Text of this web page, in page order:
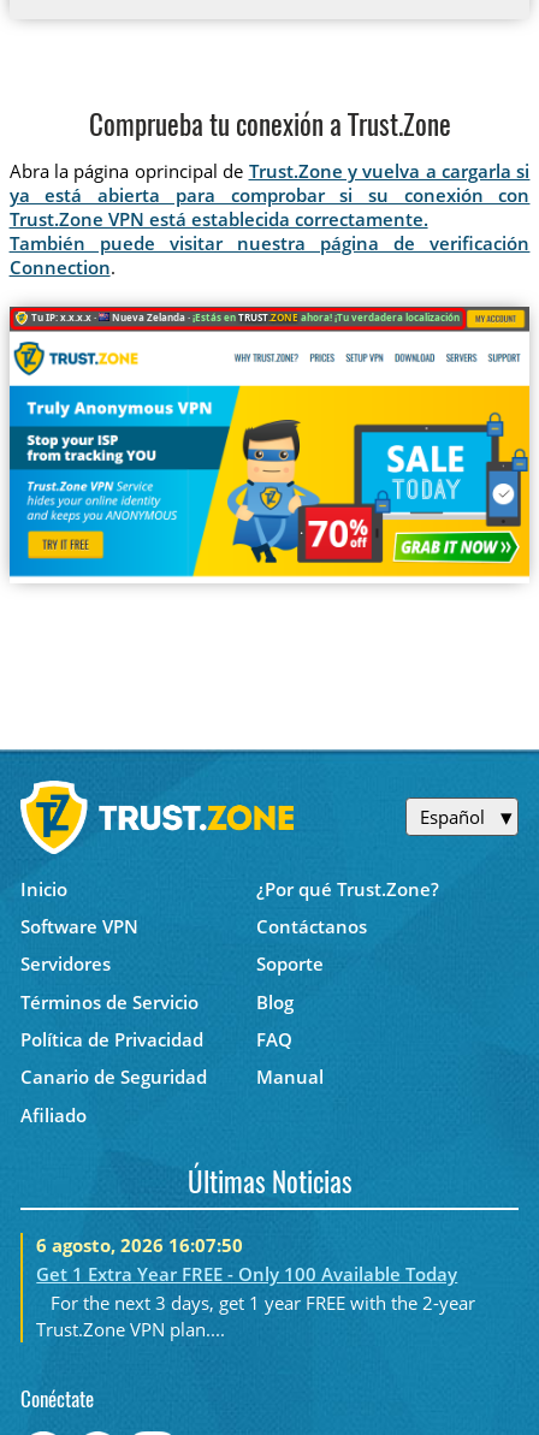
Comprueba tu conexión a Trust.Zone
Abra la página oprincipal de Trust.Zone y vuelva a cargarla si
ya está abierta para comprobar si su conexión con
Trust.Zone VPN está establecida correctamente.
También puede visitar nuestra página de verificación
Connection.
Tu IP: x.x.x.x · Nueva Zelanda ·¡Estás enTRUST.ZONE ahora! ¡Tu verdadera localización está oculta!
Español
Inicio
¿Por qué Trust.Zone?
Software VPN
Contáctanos
Servidores
Soporte
Términos de Servicio
Blog
Política de Privacidad
FAQ
Canario de Seguridad
Manual
Afiliado
Últimas Noticias
6 agosto, 2026 16:07:50
Get 1 Extra Year FREE - Only 100 Available Today
For the next 3 days, get 1 year FREE with the 2-year
Trust.Zone VPN plan....
Conéctate